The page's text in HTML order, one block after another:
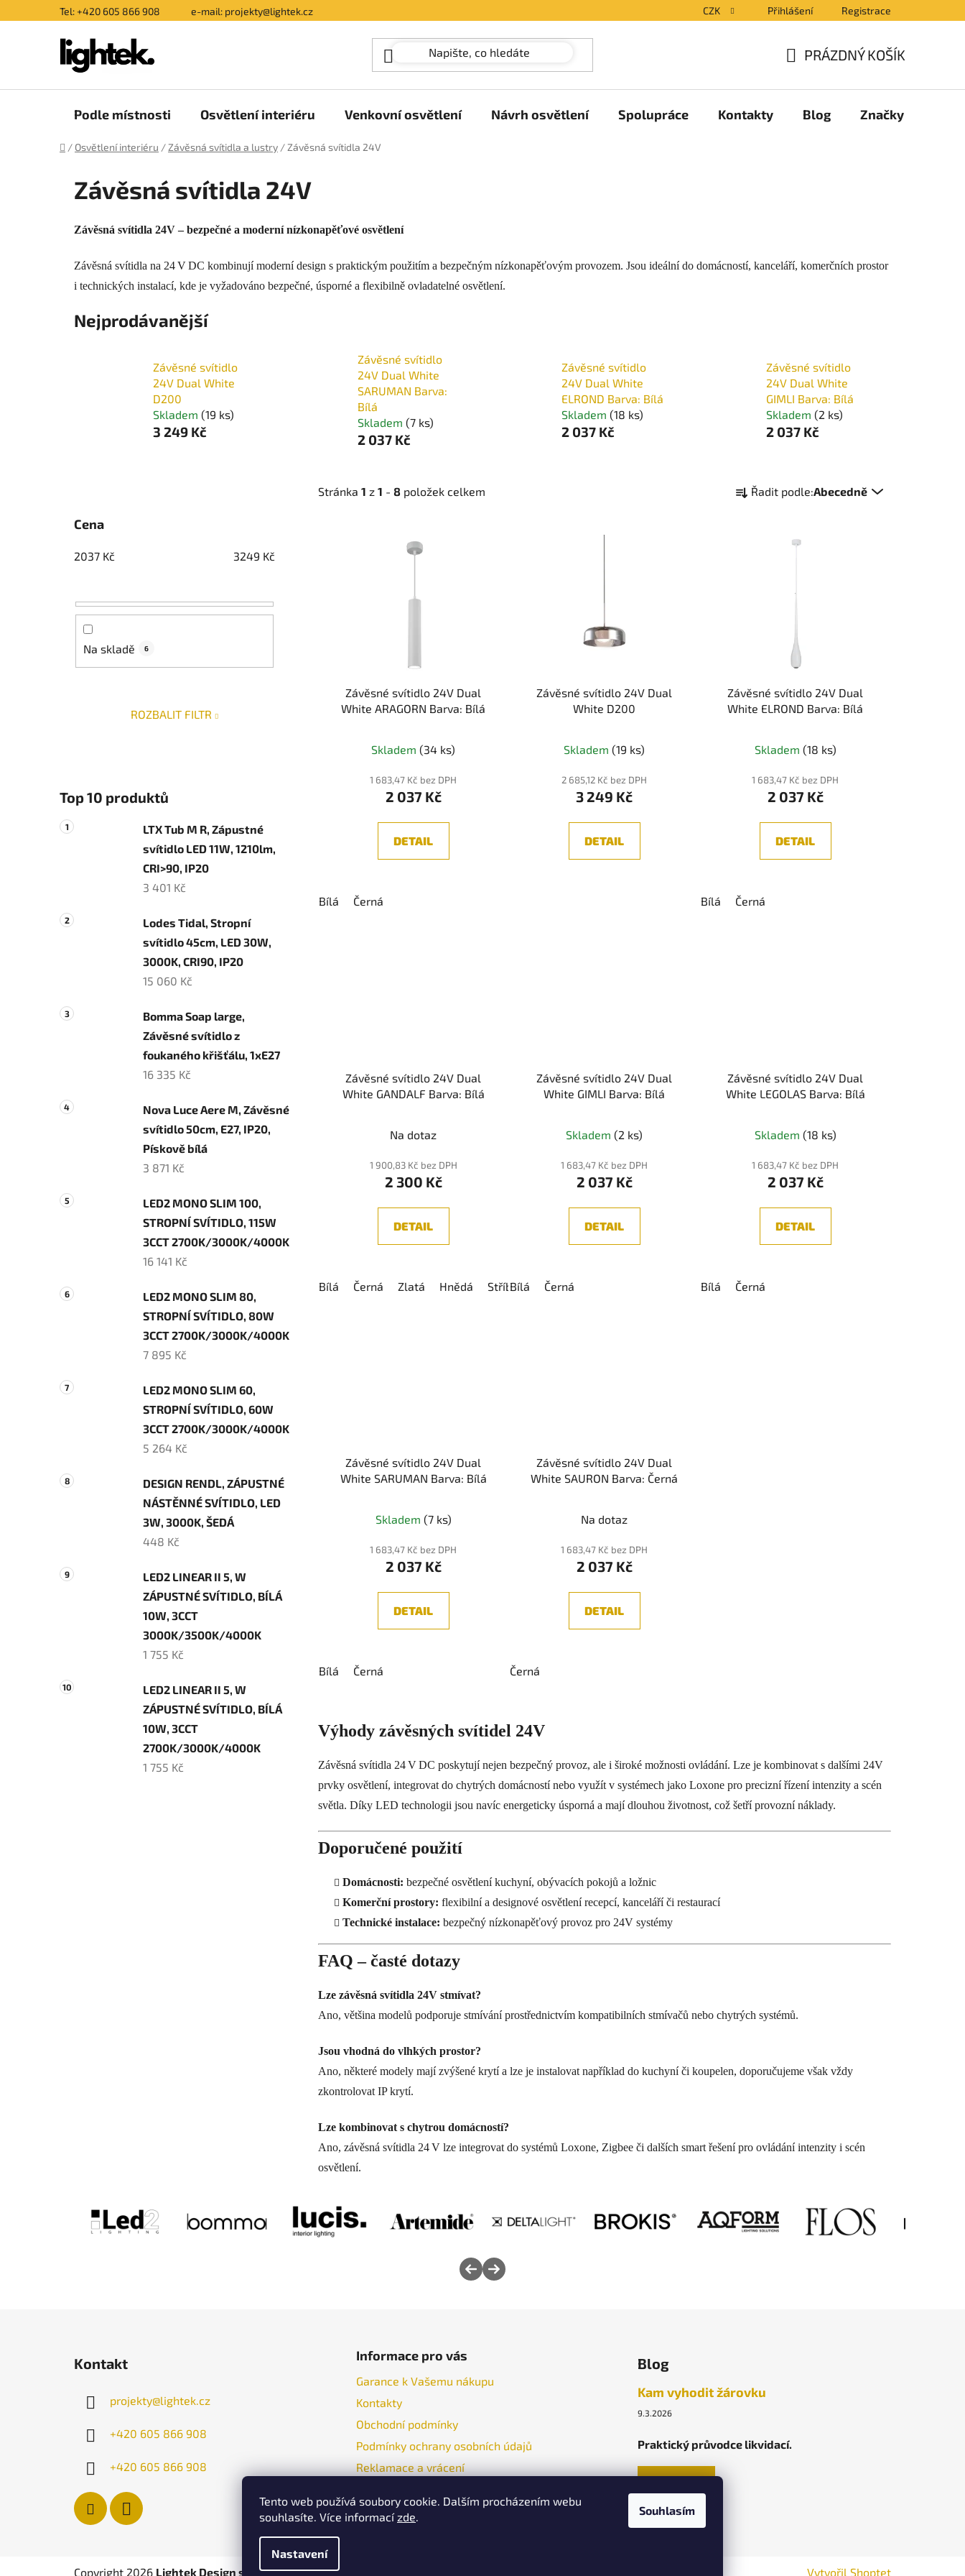
Tento web používá soubory cookie. Dalším procházením webu
souhlasíte. Více informacízde.
Nastavení
Souhlasím
na
Tel: +420 605 866 908 e-mail: projekty@lightek.cz CZK Přihlášení Registrace
KOŠÍK
PRÁZDNÝ KOŠÍK
Podle místnosti Osvětlení interiéru Venkovní osvětlení Návrh osvětlení Spolupráce Kontakty Blog Značky
Domů
/ Osvětlení interiéru / Závěsná svítidla a lustry / Závěsná svítidla 24V
Závěsná svítidla 24V
Závěsná svítidla 24V – bezpečné a moderní nízkonapěťové osvětlení
Závěsná svítidla na 24 V DC kombinují moderní design s praktickým použitím a bezpečným nízkonapěťovým provozem. Jsou ideální do domácností, kanceláří, komerčních prostor
i technických instalací, kde je vyžadováno bezpečné, úsporné a flexibilně ovladatelné osvětlení.
Nejprodávanější
Závěsné svítidlo
24V Dual White
D200
Skladem (19 ks)
3 249 Kč
Závěsné svítidlo
24V Dual White
SARUMAN Barva:
Bílá
Skladem (7 ks)
2 037 Kč
Závěsné svítidlo
24V Dual White
ELROND Barva: Bílá
Skladem (18 ks)
2 037 Kč
Závěsné svítidlo
24V Dual White
GIMLI Barva: Bílá
Skladem (2 ks)
2 037 Kč
Cena
2037 Kč 3249 Kč
Na skladě 6
ROZBALIT FILTR
Top 10 produktů
LTX Tub M R, Zápustné
svítidlo LED 11W, 1210lm,
CRI>90, IP20
3 401 Kč
Lodes Tidal, Stropní
svítidlo 45cm, LED 30W,
3000K, CRI90, IP20
15 060 Kč
Bomma Soap large,
Závěsné svítidlo z
foukaného křišťálu, 1xE27
16 335 Kč
Nova Luce Aere M, Závěsné
svítidlo 50cm, E27, IP20,
Pískově bílá
3 871 Kč
LED2 MONO SLIM 100,
STROPNÍ SVÍTIDLO, 115W
3CCT 2700K/3000K/4000K
16 141 Kč
LED2 MONO SLIM 80,
STROPNÍ SVÍTIDLO, 80W
3CCT 2700K/3000K/4000K
7 895 Kč
LED2 MONO SLIM 60,
STROPNÍ SVÍTIDLO, 60W
3CCT 2700K/3000K/4000K
5 264 Kč
DESIGN RENDL, ZÁPUSTNÉ
NÁSTĚNNÉ SVÍTIDLO, LED
3W, 3000K, ŠEDÁ
448 Kč
LED2 LINEAR II 5, W
ZÁPUSTNÉ SVÍTIDLO, BÍLÁ
10W, 3CCT
3000K/3500K/4000K
1 755 Kč
LED2 LINEAR II 5, W
ZÁPUSTNÉ SVÍTIDLO, BÍLÁ
10W, 3CCT
2700K/3000K/4000K
1 755 Kč
Stránka 1 z 1 - 8 položek celkem
a
k
t
Řadit podle:Abecedně
Závěsné svítidlo 24V Dual
White ARAGORN Barva: Bílá
Skladem(34 ks)
1 683,47 Kč bez DPH
2 037 Kč
DETAIL
Bílá Černá
Závěsné svítidlo 24V Dual
White D200
hodnocení
produktu
je
z
Skladem(19 ks)
2 685,12 Kč bez DPH
3 249 Kč
DETAIL
Závěsné svítidlo 24V Dual
White ELROND Barva: Bílá
Skladem (18 ks)
1 683,47 Kč bez DPH
2 037 Kč
DETAIL
Bílá Černá
Závěsné svítidlo 24V Dual
White GANDALF Barva: Bílá
Na dotaz
1 900,83 Kč bez DPH
2 300 Kč
DETAIL
Bílá Černá Zlatá Hnědá Stříbrná
Závěsné svítidlo 24V Dual
White GIMLI Barva: Bílá
Skladem(2 ks)
1 683,47 Kč bez DPH
2 037 Kč
DETAIL
Bílá Černá
Závěsné svítidlo 24V Dual
White LEGOLAS Barva: Bílá
Skladem (18 ks)
1 683,47 Kč bez DPH
2 037 Kč
DETAIL
Bílá Černá
Závěsné svítidlo 24V Dual
White SARUMAN Barva: Bílá
Skladem (7 ks)
1 683,47 Kč bez DPH
2 037 Kč
DETAIL
Bílá Černá
Závěsné svítidlo 24V Dual
White SAURON Barva: Černá
Na dotaz
1 683,47 Kč bez DPH
2 037 Kč
DETAIL
Černá
d
a
í
p
k
y
v
ý
p
Výhody závěsných svítidel 24V
Závěsná svítidla 24 V DC poskytují nejen bezpečný provoz, ale i široké možnosti ovládání. Lze je kombinovat s dalšími 24V
prvky osvětlení, integrovat do chytrých domácností nebo využít v systémech jako Loxone pro precizní řízení intenzity a scén
světla. Díky LED technologii jsou navíc energeticky úsporná a mají dlouhou životnost, což šetří provozní náklady.
Doporučené použití
Domácnosti: bezpečné osvětlení kuchyní, obývacích pokojů a ložnic
Komerční prostory: flexibilní a designové osvětlení recepcí, kanceláří či restaurací
Technické instalace: bezpečný nízkonapěťový provoz pro 24V systémy
FAQ – časté dotazy
Lze závěsná svítidla 24V stmívat?
Ano, většina modelů podporuje stmívání prostřednictvím kompatibilních stmívačů nebo chytrých systémů.
Jsou vhodná do vlhkých prostor?
Ano, některé modely mají zvýšené krytí a lze je instalovat například do kuchyní či koupelen, doporučujeme však vždy
zkontrolovat IP krytí.
Lze kombinovat s chytrou domácností?
Ano, závěsná svítidla 24 V lze integrovat do systémů Loxone, Zigbee či dalších smart řešení pro ovládání intenzity i scén
osvětlení.
Kontakt
projekty@lightek.cz
+420 605 866 908
+420 605 866 908
Informace pro vás
Garance k Vašemu nákupu
Kontakty
Obchodní podmínky
Podmínky ochrany osobních údajů
Reklamace a vrácení
Blog
Kam vyhodit žárovku
9.3.2026
Praktický průvodce likvidací.
Vytvořil Shoptet
Copyright 2026 Lightek Design s.r.o.. Všechna práva vyhrazena.